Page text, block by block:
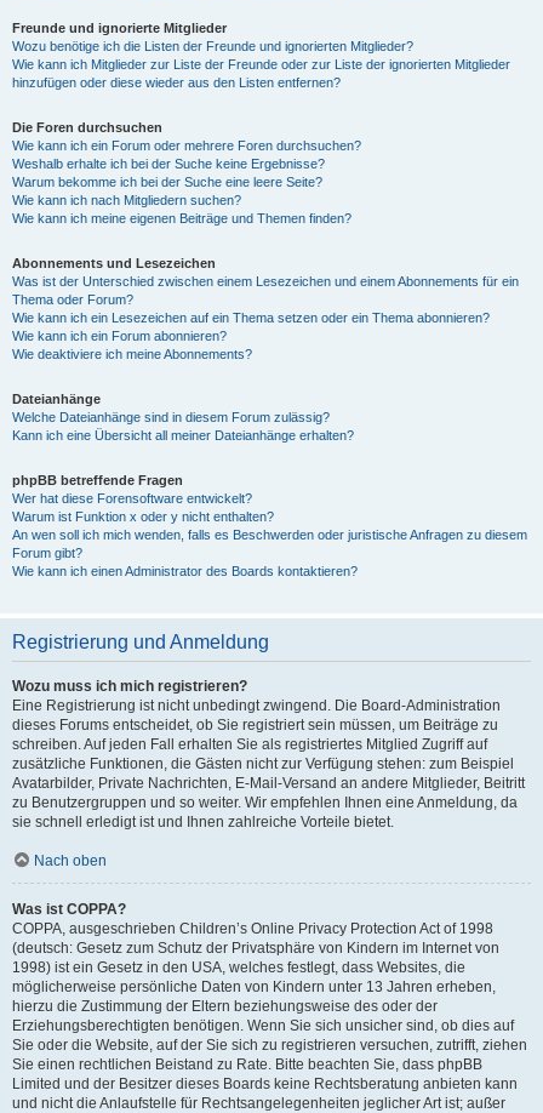
Freunde und ignorierte Mitglieder
Wozu benötige ich die Listen der Freunde und ignorierten Mitglieder?
Wie kann ich Mitglieder zur Liste der Freunde oder zur Liste der ignorierten Mitglieder
hinzufügen oder diese wieder aus den Listen entfernen?
Die Foren durchsuchen
Wie kann ich ein Forum oder mehrere Foren durchsuchen?
Weshalb erhalte ich bei der Suche keine Ergebnisse?
Warum bekomme ich bei der Suche eine leere Seite?
Wie kann ich nach Mitgliedern suchen?
Wie kann ich meine eigenen Beiträge und Themen finden?
Abonnements und Lesezeichen
Was ist der Unterschied zwischen einem Lesezeichen und einem Abonnements für ein
Thema oder Forum?
Wie kann ich ein Lesezeichen auf ein Thema setzen oder ein Thema abonnieren?
Wie kann ich ein Forum abonnieren?
Wie deaktiviere ich meine Abonnements?
Dateianhänge
Welche Dateianhänge sind in diesem Forum zulässig?
Kann ich eine Übersicht all meiner Dateianhänge erhalten?
phpBB betreffende Fragen
Wer hat diese Forensoftware entwickelt?
Warum ist Funktion x oder y nicht enthalten?
An wen soll ich mich wenden, falls es Beschwerden oder juristische Anfragen zu diesem
Forum gibt?
Wie kann ich einen Administrator des Boards kontaktieren?
Registrierung und Anmeldung
Wozu muss ich mich registrieren?
Eine Registrierung ist nicht unbedingt zwingend. Die Board-Administration
dieses Forums entscheidet, ob Sie registriert sein müssen, um Beiträge zu
schreiben. Auf jeden Fall erhalten Sie als registriertes Mitglied Zugriff auf
zusätzliche Funktionen, die Gästen nicht zur Verfügung stehen: zum Beispiel
Avatarbilder, Private Nachrichten, E-Mail-Versand an andere Mitglieder, Beitritt
zu Benutzergruppen und so weiter. Wir empfehlen Ihnen eine Anmeldung, da
sie schnell erledigt ist und Ihnen zahlreiche Vorteile bietet.
Nach oben
Was ist COPPA?
COPPA, ausgeschrieben Children’s Online Privacy Protection Act of 1998
(deutsch: Gesetz zum Schutz der Privatsphäre von Kindern im Internet von
1998) ist ein Gesetz in den USA, welches festlegt, dass Websites, die
möglicherweise persönliche Daten von Kindern unter 13 Jahren erheben,
hierzu die Zustimmung der Eltern beziehungsweise des oder der
Erziehungsberechtigten benötigen. Wenn Sie sich unsicher sind, ob dies auf
Sie oder die Website, auf der Sie sich zu registrieren versuchen, zutrifft, ziehen
Sie einen rechtlichen Beistand zu Rate. Bitte beachten Sie, dass phpBB
Limited und der Besitzer dieses Boards keine Rechtsberatung anbieten kann
und nicht die Anlaufstelle für Rechtsangelegenheiten jeglicher Art ist; außer